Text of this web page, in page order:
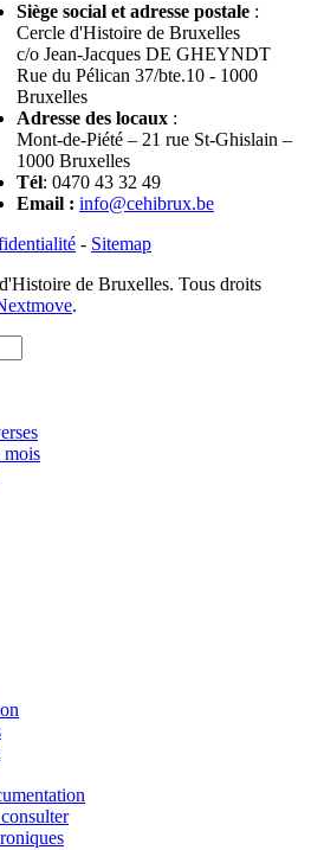
Siège social et adresse postale :
Cercle d'Histoire de Bruxelles
c/o Jean-Jacques DE GHEYNDT
Rue du Pélican 37/bte.10 - 1000
Bruxelles
Adresse des locaux :
Mont-de-Piété – 21 rue St-Ghislain –
1000 Bruxelles
Tél: 0470 43 32 49
Email : info@cehibrux.be
- Sitemap
de Bruxelles. Tous droits
.
mois